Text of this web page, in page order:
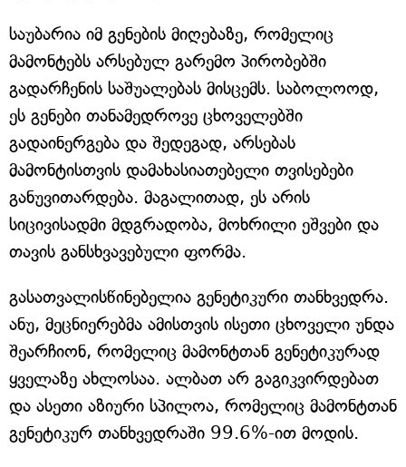
საუბარია იმ გენების მიღებაზე, რომელიც
მამონტებს არსებულ გარემო პირობებში
გადარჩენის საშუალებას მისცემს. საბოლოოდ,
ეს გენები თანამედროვე ცხოველებში
გადაინერგება და შედეგად, არსებას
მამონტისთვის დამახასიათებელი თვისებები
განუვითარდება. მაგალითად, ეს არის
სიცივისადმი მდგრადობა, მოხრილი ეშვები და
თავის განსხვავებული ფორმა.
გასათვალისწინებელია გენეტიკური თანხვედრა.
ანუ, მეცნიერებმა ამისთვის ისეთი ცხოველი უნდა
შეარჩიონ, რომელიც მამონტთან გენეტიკურად
ყველაზე ახლოსაა. ალბათ არ გაგიკვირდებათ
და ასეთი აზიური სპილოა, რომელიც მამონტთან
გენეტიკურ თანხვედრაში 99.6%-ით მოდის.